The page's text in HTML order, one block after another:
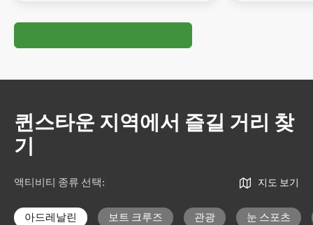
퀸스타운 지역에서 즐길 거리 찾
기
액티비티 종류 선택: 지도 보기
아드레날린 보트 크루즈 관광 눈 스포츠